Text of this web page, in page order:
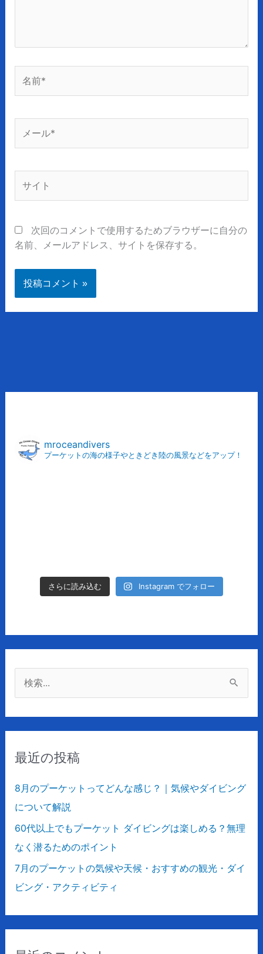
前
*
次回のコメントで使用するためブラウザーに自分の
名前、メールアドレス、サイトを保存する。
mroceandivers
プーケットの海の様子やときどき陸の風景などをアップ！
さらに読み込む Instagram でフォロー
:最近の投稿
8月のプーケットってどんな感じ？｜気候やダイビング
について解説
60代以上でもプーケット ダイビングは楽しめる？無理
なく潜るためのポイント
7月のプーケットの気候や天候・おすすめの観光・ダイ
ビング・アクティビティ
カ
イ